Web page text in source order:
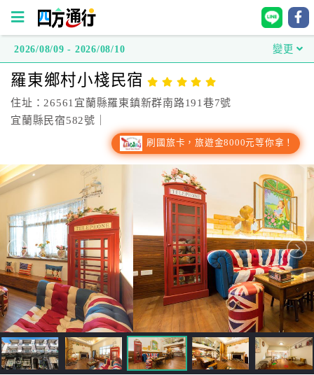
方
通
行
灣
訂
房
直
接
跟
飯
店
2026/08/09 - 2026/08/10 變更
羅東鄉村小棧民宿
住址：26561宜蘭縣羅東鎮新群南路191巷7號
宜蘭縣民宿582號｜
刷國旅卡，旅遊金8000元等你拿！